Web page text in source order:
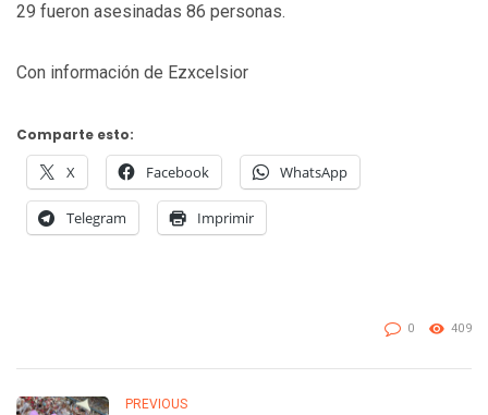
29 fueron asesinadas 86 personas.
Con información de Ezxcelsior
Comparte esto:
X Facebook WhatsApp
Telegram Imprimir
0 409
PREVIOUS